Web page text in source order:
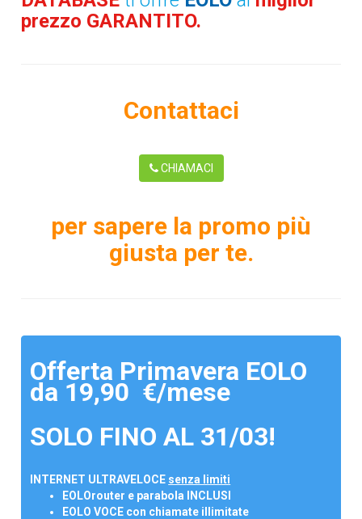
prezzo GARANTITO.
Contattaci
CHIAMACI
per sapere la promo più
giusta per te.
Offerta Primavera EOLO
da 19,90 €/mese
SOLO FINO AL 31/03!
INTERNET ULTRAVELOCE senza limiti
EOLOrouter e parabola INCLUSI
EOLO VOCE con chiamate illimitate